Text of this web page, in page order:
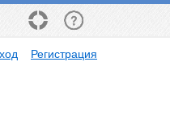
Регистрация